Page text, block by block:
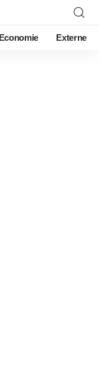
Economie Externe